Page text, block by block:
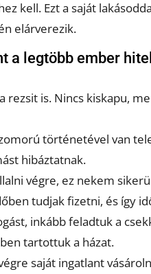
kell. Ezt a saját
elárverezik.
a legtöbb ember
rezsit is. Nincs kiskapu,
történetével van
hibáztatnak.
végre, ez nekem
tudjak fizetni, és így
inkább feladtuk a
tartottuk a házat.
saját ingatlant